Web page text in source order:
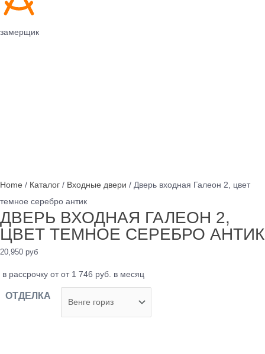
замерщик
Home / Каталог / Входные двери / Дверь входная Галеон 2, цвет
темное серебро антик
ДВЕРЬ ВХОДНАЯ ГАЛЕОН 2,
ЦВЕТ ТЕМНОЕ СЕРЕБРО АНТИК
20,950 руб
в рассрочку от от 1 746 руб. в месяц
ОТДЕЛКА